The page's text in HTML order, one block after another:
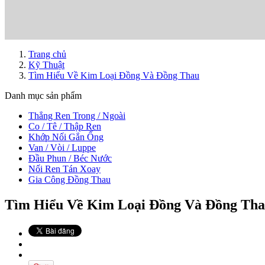
Trang chủ
Kỹ Thuật
Tìm Hiểu Về Kim Loại Đồng Và Đồng Thau
Danh mục sản phẩm
Thẳng Ren Trong / Ngoài
Co / Tê / Thập Ren
Khớp Nối Gắn Ống
Van / Vòi / Luppe
Đầu Phun / Béc Nước
Nối Ren Tán Xoay
Gia Công Đồng Thau
Tìm Hiểu Về Kim Loại Đồng Và Đồng